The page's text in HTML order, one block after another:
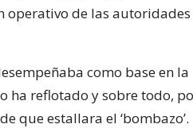
operativo de las autoridades
como base en la
ha reflotado y sobre todo,
que estallara el ‘bombazo’.